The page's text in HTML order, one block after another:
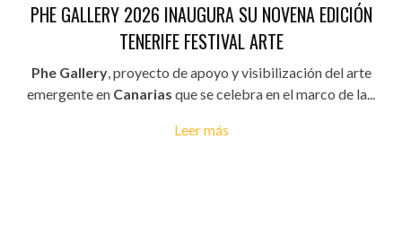
PHE GALLERY 2026 INAUGURA SU NOVENA EDICIÓN
TENERIFE FESTIVAL ARTE
Phe Gallery, proyecto de apoyo y visibilización del arte
emergente en Canarias que se celebra en el marco de la...
Leer más